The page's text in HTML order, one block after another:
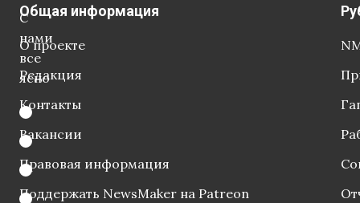
С
нами
все
ясно
Общая информация
О проекте
Редакция
Контакты
Вакансии
Правовая информация
Поддержать NewsMaker на Patreon